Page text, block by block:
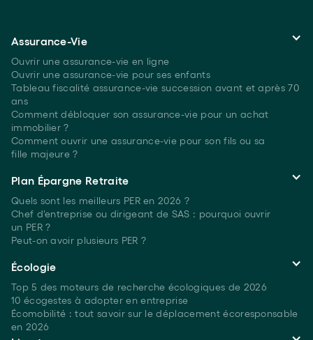
Assurance-Vie
Ouvrir une assurance-vie en ligne
Ouvrir une assurance-vie pour ses enfants
Tableau fiscalité assurance-vie succession avant et après 70
ans
Comment débloquer son assurance-vie pour un achat
immobilier ?
Comment ouvrir une assurance-vie pour son fils ou sa
fille majeure ?
Plan Épargne Retraite
Quels sont les meilleurs PERen 2026 ?
Chef d'entreprise ou dirigeant de SAS : pourquoi ouvrir
un PER ?
Peut-on avoir plusieurs PER ?
Écologie
Top 5 des moteurs de recherche écologiques de 2026
10 écogestes à adopter en entreprise
Écomobilité : tout savoir sur le déplacement écoresponsable
en 2026